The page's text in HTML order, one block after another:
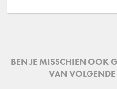
BEN JE MISSCHIEN OOK
VAN VOLGENDE